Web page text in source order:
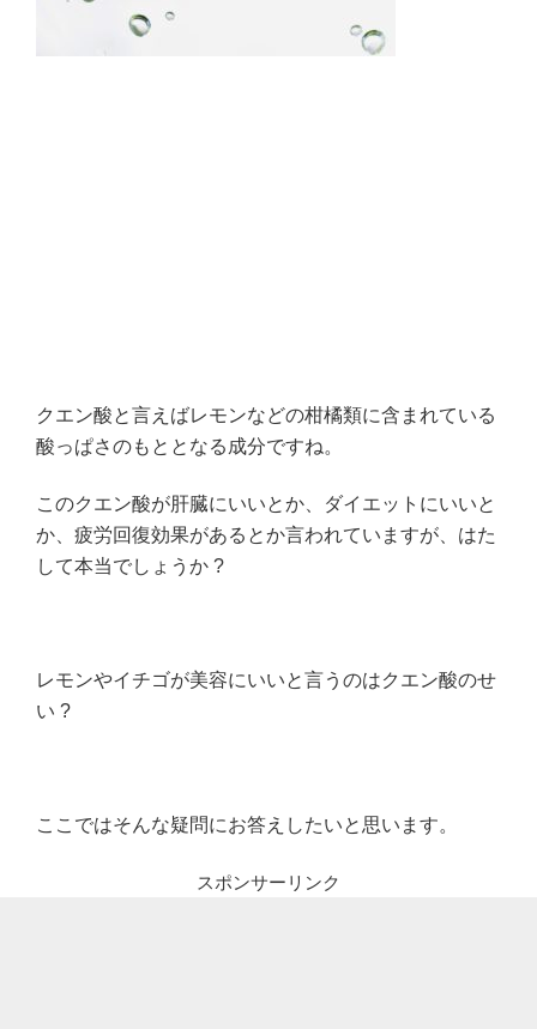
クエン酸と言えばレモンなどの柑橘類に含まれている
酸っぱさのもととなる成分ですね。
このクエン酸が肝臓にいいとか、ダイエットにいいと
か、疲労回復効果があるとか言われていますが、はた
して本当でしょうか ?
レモンやイチゴが美容にいいと言うのはクエン酸のせ
い ?
ここではそんな疑問にお答えしたいと思います。
スポンサーリンク